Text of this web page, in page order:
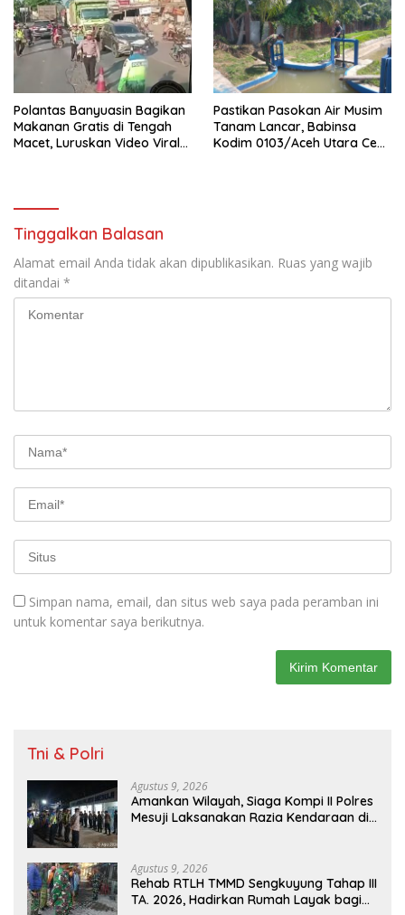
Polantas Banyuasin Bagikan
Makanan Gratis di Tengah
Macet, Luruskan Video Viral
Pastikan Pasokan Air Musim
Tanam Lancar, Babinsa
Kodim 0103/Aceh Utara Cek
Tinggalkan Balasan
Alamat email Anda tidak akan dipublikasikan. Ruas yang wajib
ditandai *
Simpan nama, email, dan situs web saya pada peramban ini
untuk komentar saya berikutnya.
Tni & Polri
Agustus 9, 2026
Amankan Wilayah, Siaga Kompi II Polres
Mesuji Laksanakan Razia Kendaraan di
Agustus 9, 2026
Rehab RTLH TMMD Sengkuyung Tahap III
TA. 2026, Hadirkan Rumah Layak bagi